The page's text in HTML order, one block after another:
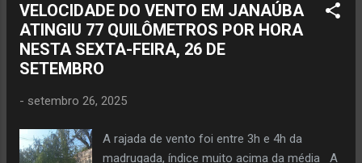
conhecimento através do Gabinete da
Prefeitura com relação a furtos de objetos
num dos setores do órgão público. E a
suspeita recaia na mesma pessoa. Ao
câmeras de segurança, a PM identificou o
diligência para localizar o larápio. Na tarde de
VELOCIDADE DO VENTO EM JANAÚBA
ATINGIU 77 QUILÔMETROS POR HORA
NESTA SEXTA-FEIRA, 26 DE
SETEMBRO
- setembro 26, 2025
A rajada de vento foi entre 3h e 4h da
madrugada, índice muito acima da média A